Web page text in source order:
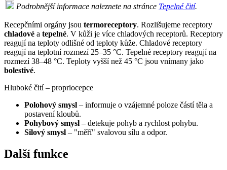
Podrobnější informace naleznete na stránce Tepelné čití.
Recepčními orgány jsou termoreceptory. Rozlišujeme receptory
chladové a tepelné. V kůži je více chladových receptorů. Receptory
reagují na teploty odlišné od teploty kůže. Chladové receptory
reagují na teplotní rozmezí 25–35 °C. Tepelné receptory reagují na
rozmezí 38–48 °C. Teploty vyšší než 45 °C jsou vnímany jako
bolestivé.
Hluboké čití – propriocepce
Polohový smysl – informuje o vzájemné poloze částí těla a
postavení kloubů.
Pohybový smysl – detekuje pohyb a rychlost pohybu.
Silový smysl – "měří" svalovou sílu a odpor.
Další funkce